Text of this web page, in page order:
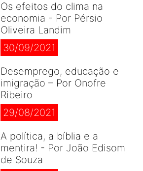
Os efeitos do clima na
economia - Por Pérsio
Oliveira Landim
30/09/2021
Desemprego, educação e
imigração – Por Onofre
Ribeiro
29/08/2021
A política, a bíblia e a
mentira! - Por João Edisom
de Souza